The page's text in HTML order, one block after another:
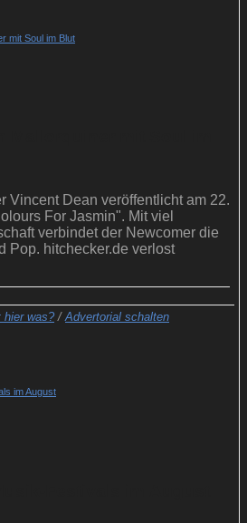
Vincent Dean veröffentlicht am 22.
For Jasmin". Mit viel
verbindet der Newcomer die
Pop. hitchecker.de verlost
hier was? /Advertorial schalten